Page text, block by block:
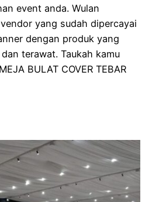
event anda. Wulan
yang sudah dipercayai
dengan produk yang
terawat. Taukah kamu
BULAT COVER TEBAR